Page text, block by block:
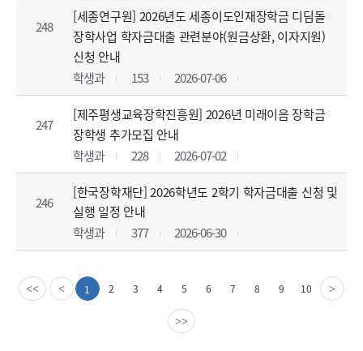
248
[세종연구원] 2026년도 세종이도인재장학금 디딤돌
장학사업 학자금대출 관련분야(원금상환, 이자지원)
신청 안내
학생과
153 2026-07-06
247
[제주평생교육장학진흥원] 2026년 미래이음 장학금
장학생 추가모집 안내
학생과
228 2026-07-02
246
[한국장학재단] 2026학년도 2학기 학자금대출 신청 및
실행 일정 안내
학생과
377 2026-06-30
<< <이
전
1 2 3 4 5 6 7 8 9 10 > 다
음
>>